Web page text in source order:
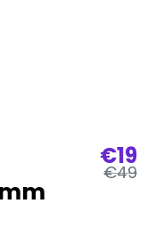
€19
€49